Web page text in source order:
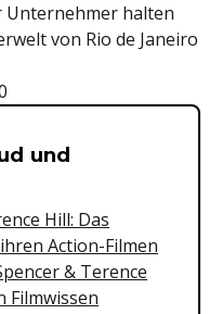
Unternehmer halten
von Rio de Janeiro
&
und
Hill: Das
Action-Filmen
& Terence
Filmwissen